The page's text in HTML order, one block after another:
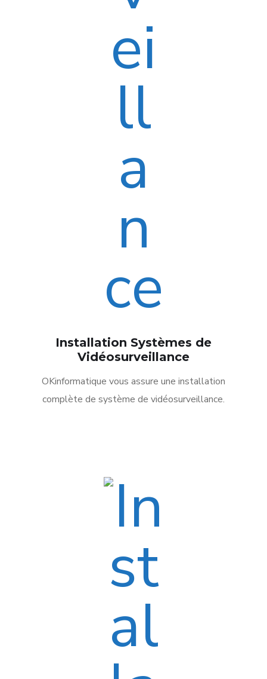
Installation Systèmes de
Vidéosurveillance
OKinformatique vous assure une installation
complète de système de vidéosurveillance.